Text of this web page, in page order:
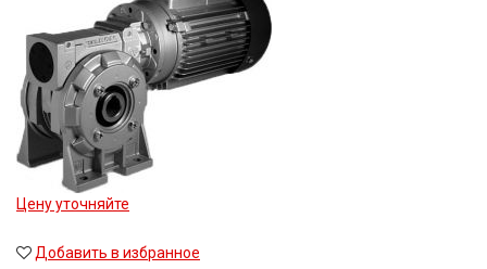
30
30,3
38,5
40
41,74
47,58
48,08
49,2
52
Цену уточняйте
Добавить в избранное